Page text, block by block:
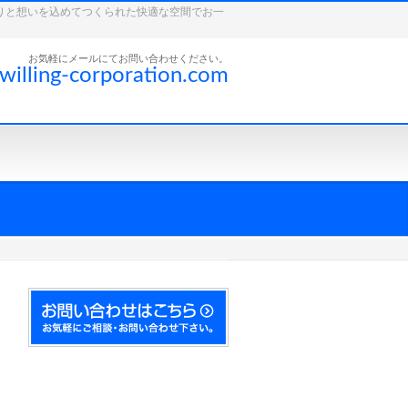
想いを込めてつくられた快適な空間でお一
お気軽にメールにてお問い合わせください。
corporation.com